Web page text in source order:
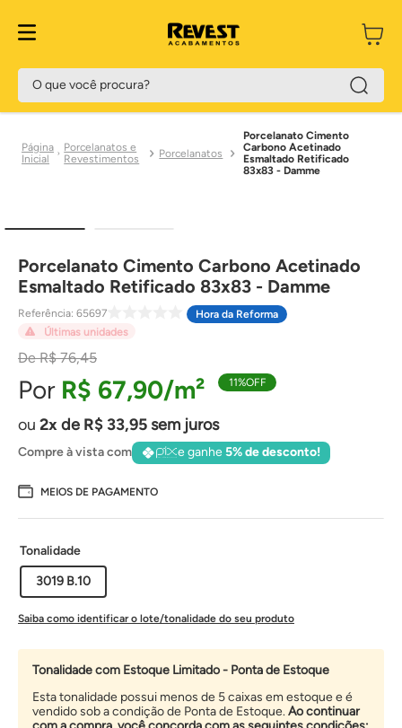
O que você procura?
Porcelanatos e
Revestimentos
Porcelanatos
Porcelanato Cimento
Carbono Acetinado
Esmaltado Retificado
83x83 - Damme
Porcelanato Cimento Carbono Acetinado
Esmaltado Retificado 83x83 - Damme
Referência: 65697
Hora da Reforma
Últimas unidades
R$ 76,45
R$ 67,90 11%OFF
2 de R$33,95sem juros
Compre à vista com e ganhe5% de desconto!
MEIOS DE PAGAMENTO
Tonalidade
3019 B.10
Saiba como identificar o lote/tonalidade do seu produto
Tonalidade com Estoque Limitado - Ponta de Estoque
Esta tonalidade possui menos de 5 caixas em estoque e é
vendido sob a condição de Ponta de Estoque.Ao continuar